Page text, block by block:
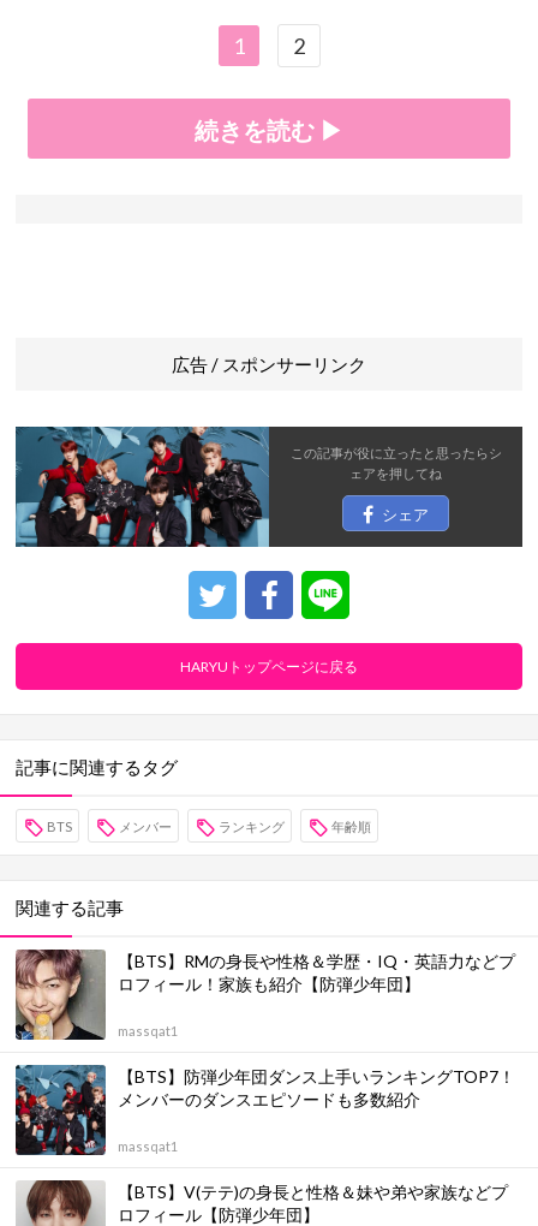
1 2
続きを読む ▶
広告 / スポンサーリンク
この記事が役に立ったと思ったらシ
ェアを押してね
シェア
HARYUトップページに戻る
記事に関連するタグ
BTS メンバー ランキング 年齢順
関連する記事
【BTS】RMの身長や性格＆学歴・IQ・英語力などプ
ロフィール！家族も紹介【防弾少年団】
massqat1
【BTS】防弾少年団ダンス上手いランキングTOP7！
メンバーのダンスエピソードも多数紹介
massqat1
【BTS】V(テテ)の身長と性格＆妹や弟や家族などプ
ロフィール【防弾少年団】